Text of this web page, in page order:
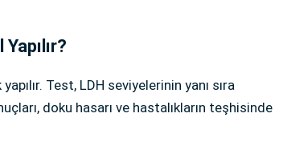
Test, LDH seviyelerinin yanı sıra
doku hasarı ve hastalıkların teşhisinde